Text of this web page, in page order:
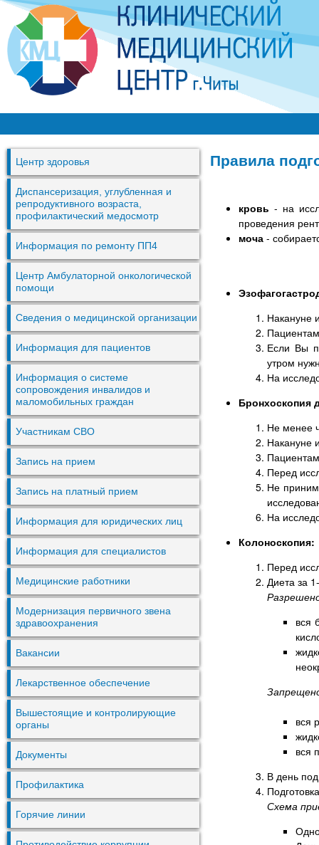
к
М
Ц
Ч
и
ы
Правила
кровь - на
проведения
моча -
Накануне
Если Вы
утром
На
Бронхоскопия
Не менее
Накануне
Перед
Не
На
Колоноскопия:
Перед
Диета за
вся
вся
вся
В день
Схема
Центр здоровья
Диспансеризация, углубленная и
репродуктивного возраста,
профилактический медосмотр
Информация по ремонту ПП4
Центр Амбулаторной онкологической
помощи
Сведения о медицинской организации
Информация для пациентов
Информация о системе
сопровождения инвалидов и
маломобильных граждан
Участникам СВО
Запись на прием
Запись на платный прием
Информация для юридических лиц
Информация для специалистов
Медицинские работники
Модернизация первичного звена
здравоохранения
Вакансии
Лекарственное обеспечение
Вышестоящие и контролирующие
органы
Документы
Профилактика
Горячие линии